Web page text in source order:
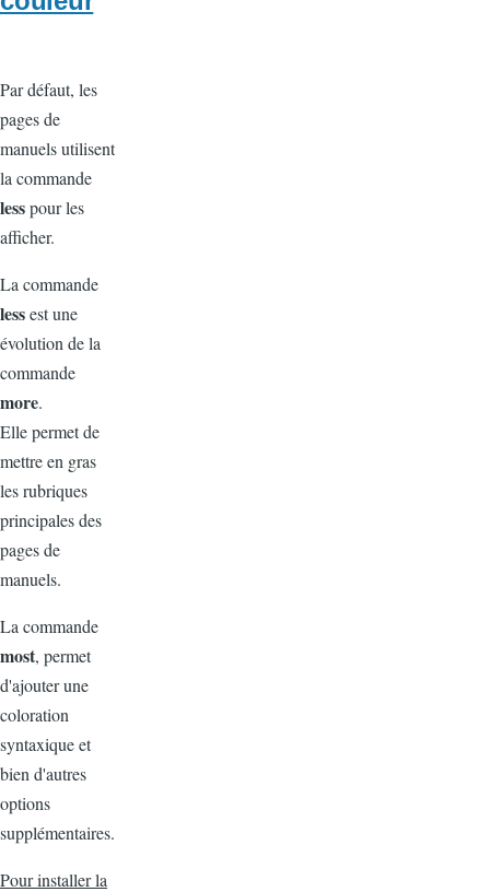
Par défaut, les
pages de
manuels utilisent
la commande
lesspour les
afficher.
La commande
lessest une
évolution de la
commande
more.
Elle permet de
mettre en gras
les rubriques
principales des
pages de
manuels.
La commande
most, permet
d'ajouter une
coloration
syntaxique et
bien d'autres
options
supplémentaires.
Pour installer la